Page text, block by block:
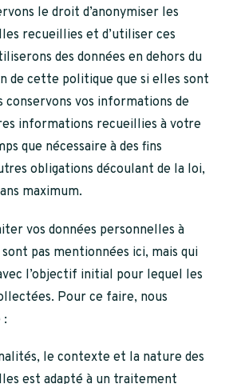
le droit d’anonymiser les
recueillies et d’utiliser ces
des données en dehors du
de cette politique que si elles sont
conservons vos informations de
informations recueillies à votre
que nécessaire à des fins
obligations découlant de la loi,
maximum.
vos données personnelles à
sont pas mentionnées ici, mais qui
l’objectif initial pour lequel les
Pour ce faire, nous
:
le contexte et la nature des
est adapté à un traitement